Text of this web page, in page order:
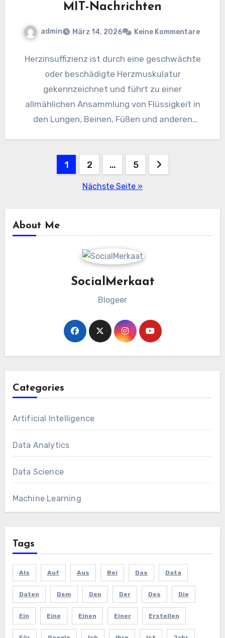
MIT-Nachrichten
admin März 14, 2026 Keine Kommentare
Herzinsuffizienz ist durch eine geschwächte
oder beschädigte Herzmuskulatur
gekennzeichnet und führt zu einer
allmählichen Ansammlung von Flüssigkeit in
den Lungen, Beinen, Füßen und anderen
Beitragsnavigation
1 2 … 5
Nächste Seite »
About Me
SocialMerkaat
Blogeer
Categories
Artificial Intelligence
Data Analytics
Data Science
Machine Learning
Tags
Als Auf Aus Bei Das Data
Daten Dem Den Der Des Die
Ein Eine Einen Einer Erstellen